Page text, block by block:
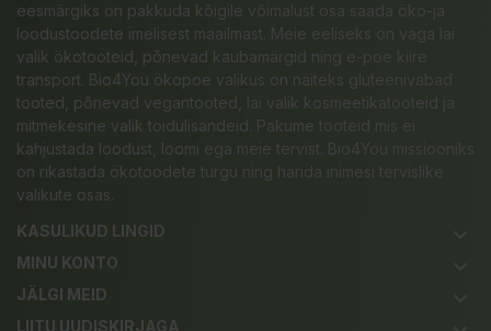
eesmärgiks on pakkuda kõigile võimalust osa saada öko-ja
loodustoodete imelisest maailmast. Meie eeliseks on väga lai
valik ökotooteid, põnevad kaubamärgid ning e-poe kiire
transport. Bio4You ökopoe valikus on näiteks gluteenivabad
tooted, põnevad vegantooted, lai valik kosmeetikatooteid ja
mitmekesine valik toidulisandeid. Pakume tooteid mis ei
kahjustada loodust, loomi ega meie tervist. Bio4You missiooniks
on rikastada ökotoodete turgu ning harida inimesi tervislike
valikute osas.
KASULIKUD LINGID
keyboard_arrow_down
MINU KONTO keyboard_arrow_down
JÄLGI MEID keyboard_arrow_down
LIITU UUDISKIRJAGA